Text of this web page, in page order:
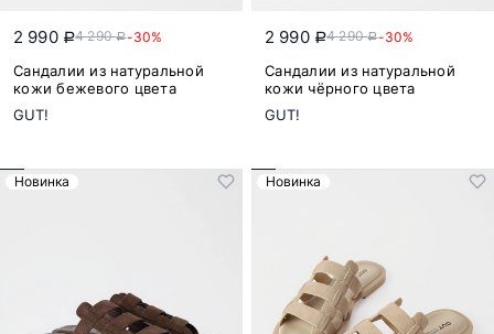
2 990 a4 290a-30%
Сандалии из натуральной
кожи бежевого цвета
GUT!
2 990 a4 290a-30%
Сандалии из натуральной
кожи чёрного цвета
GUT!
Новинка Новинка